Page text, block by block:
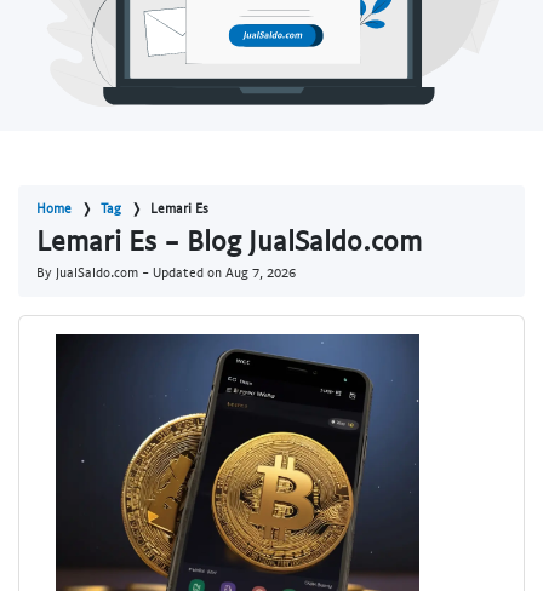
Home Tag Lemari Es
Lemari Es - Blog JualSaldo.com
By JualSaldo.com - Updated on Aug 7, 2026